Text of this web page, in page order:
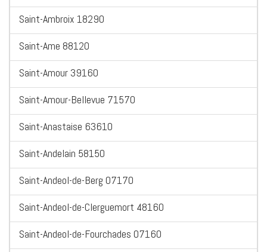
Saint-Ambroix 18290
Saint-Ame 88120
Saint-Amour 39160
Saint-Amour-Bellevue 71570
Saint-Anastaise 63610
Saint-Andelain 58150
Saint-Andeol-de-Berg 07170
Saint-Andeol-de-Clerguemort 48160
Saint-Andeol-de-Fourchades 07160